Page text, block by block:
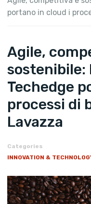
portano in cloud i
Agile,
sostenibile:
Techedge
processi di
Lavazza
Categories
INNOVATION &